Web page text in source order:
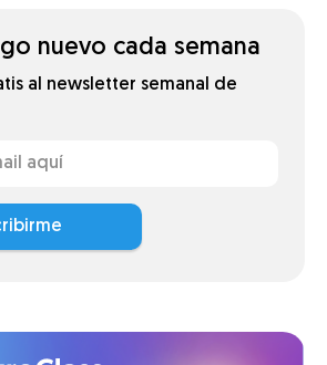
nuevo cada semana
al newsletter semanal de